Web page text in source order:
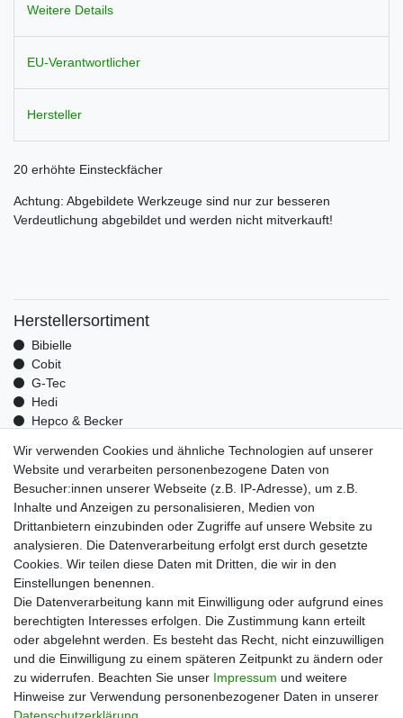
Weitere Details
EU-Verantwortlicher
Hersteller
20 erhöhte Einsteckfächer
Achtung: Abgebildete Werkzeuge sind nur zur besseren
Verdeutlichung abgebildet und werden nicht mitverkauft!
Herstellersortiment
Bibielle
Cobit
G-Tec
Hedi
Hepco & Becker
Optrel
Pressol
Telwin
Mehr über uns
Zahlungsarten
Versand
Kontakt
Unsere Kaufabwicklung ist durch SSL gesichert
Wir verwenden Cookies und ähnliche Technologien auf unserer
Website und verarbeiten personenbezogene Daten von
Besucher:innen unserer Webseite (z.B. IP-Adresse), um z.B.
Inhalte und Anzeigen zu personalisieren, Medien von
Drittanbietern einzubinden oder Zugriffe auf unsere Website zu
analysieren. Die Datenverarbeitung erfolgt erst durch gesetzte
Cookies. Wir teilen diese Daten mit Dritten, die wir in den
Einstellungen benennen.
Die Datenverarbeitung kann mit Einwilligung oder aufgrund eines
berechtigten Interesses erfolgen. Die Zustimmung kann erteilt
oder abgelehnt werden. Es besteht das Recht, nicht einzuwilligen
und die Einwilligung zu einem späteren Zeitpunkt zu ändern oder
zu widerrufen. Beachten Sie unser Impressum und weitere
Hinweise zur Verwendung personenbezogener Daten in unserer